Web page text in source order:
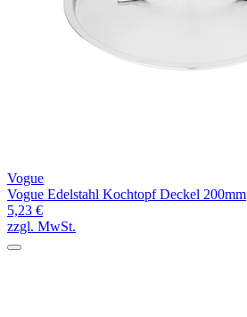
Vogue
Vogue Edelstahl Kochtopf Deckel 200mm
5,23 €
zzgl. MwSt.